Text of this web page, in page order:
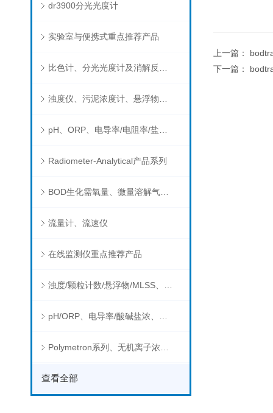
dr3900分光光度计
实验室与便携式重点推荐产品
Radiometer-Analytical产品系列
BOD生化需氧量、微量溶解气体和现场水质测试组件以及其他分析仪
流量计、流速仪
在线监测仪重点推荐产品
查看全部
上一篇：
下一篇：